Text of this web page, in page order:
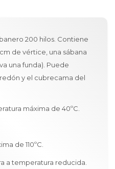
200 hilos. Contiene
de vértice, una sábana
una funda). Puede
y el cubrecama del
máxima de 40ºC.
de 110ºC.
a temperatura reducida.